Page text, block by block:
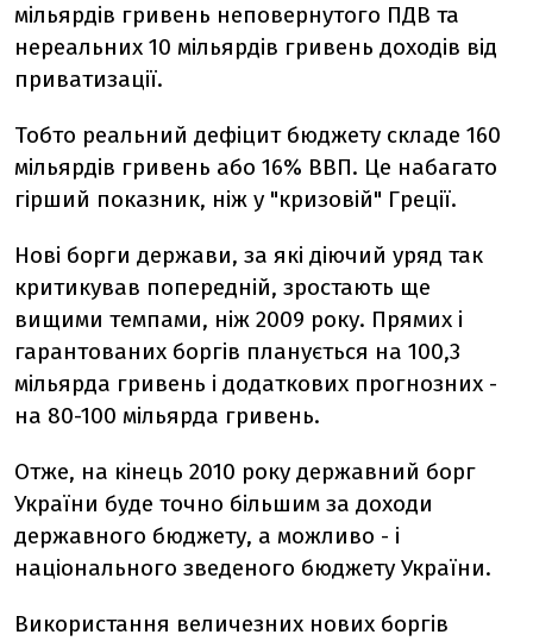
мільярдів гривень неповернутого ПДВ та
нереальних 10 мільярдів гривень доходів від
приватизації.
Тобто реальний дефіцит бюджету складе 160
мільярдів гривень або 16% ВВП. Це набагато
гірший показник, ніж у "кризовій" Греції.
Нові борги держави, за які діючий уряд так
критикував попередній, зростають ще
вищими темпами, ніж 2009 року. Прямих і
гарантованих боргів планується на 100,3
мільярда гривень і додаткових прогнозних -
на 80-100 мільярда гривень.
Отже, на кінець 2010 року державний борг
України буде точно більшим за доходи
державного бюджету, а можливо - і
національного зведеного бюджету України.
Використання величезних нових боргів